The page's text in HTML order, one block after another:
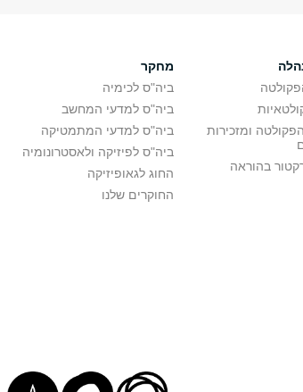
ומזכירות
בהוראה
מחקר
ביה"ס לכימיה
ביה"ס למדעי המחשב
ביה"ס למדעי המתמטיקה
ביה"ס לפיזיקה ולאסטרונומיה
החוג לגאופיזיקה
החוקרים שלנו